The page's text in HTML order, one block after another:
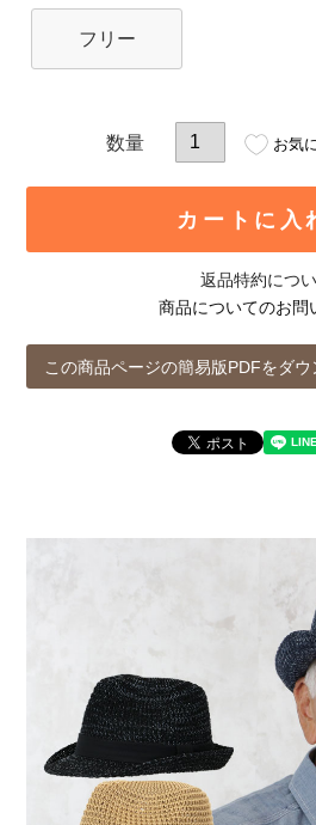
フリー
お気
カートに入
返品特約につ
商品についてのお問
この商品ページの簡易版PDFをダ